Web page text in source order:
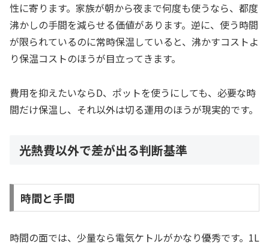
性に寄ります。家族が朝から夜まで何度も使うなら、都度
沸かしの手間を減らせる価値があります。逆に、使う時間
が限られているのに常時保温していると、沸かすコストよ
り保温コストのほうが目立ってきます。
費用を抑えたいならD、ポットを使うにしても、必要な時
間だけ保温し、それ以外は切る運用のほうが現実的です。
光熱費以外で差が出る判断基準
時間と手間
時間の面では、少量なら電気ケトルがかなり優秀です。1L